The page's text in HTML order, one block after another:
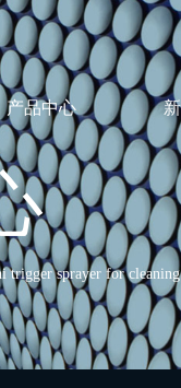
产品中心
trigger sprayer for cleaning